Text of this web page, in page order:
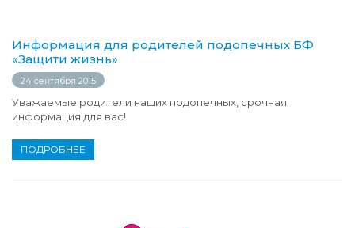
Информация для родителей подопечных БФ
«Защити жизнь»
24 сентября 2015
Уважаемые родители наших подопечных, срочная
информация для вас!
ПОДРОБНЕЕ